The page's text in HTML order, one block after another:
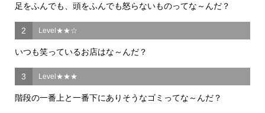
足をふんでも、頭をふんでも怒らないものってな～んだ？
2 Level★★☆
いつも笑っているお店はな～んだ？
3 Level★★★
階段の一番上と一番下にありそうなゴミってな～んだ？